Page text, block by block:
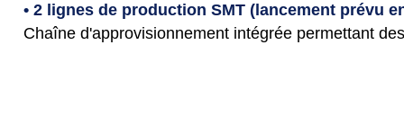
• 2 lignes de production SMT (lancement prévu
Chaîne d'approvisionnement intégrée permettant